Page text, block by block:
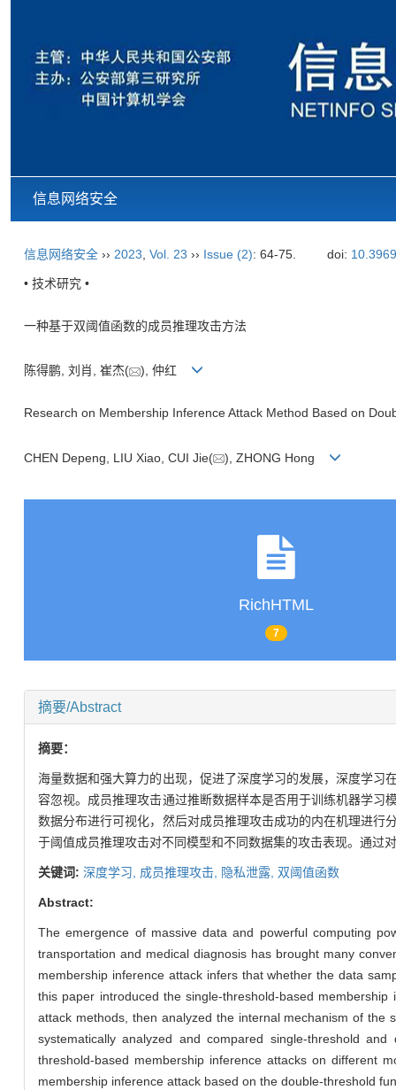
信息网络安全
信息网络安全 ›› 2023 Vol. 23 ›› Issue (2): 64-75. doi:
• 技术研究 •
一种基于双阈值函数的成员推理攻击方法
陈得鹏, 刘肖, 崔杰( ), 仲红
Research on Membership Inference Attack Method Based on
CHEN Depeng, LIU Xiao, CUI Jie( ), ZHONG Hong
RichHTML
7
摘要/Abstract
摘要：
海量数据和强大算力的出现，促进了深度学习的发展，深度学
容忽视。成员推理攻击通过推断数据样本是否用于训练机器学
数据分布进行可视化，然后对成员推理攻击成功的内在机理进
于阈值成员推理攻击对不同模型和不同数据集的攻击表现。通过
关键词: 深度学习, 成员推理攻击, 隐私泄露, 双阈值函数
Abstract:
The emergence of massive data and powerful computing
transportation and medical diagnosis has brought many
membership inference attack infers that whether the data
this paper introduced the single-threshold-based
attack methods, then analyzed the internal mechanism of
systematically analyzed and compared single-threshold
threshold-based membership inference attacks on different
membership inference attack based on the double-threshold